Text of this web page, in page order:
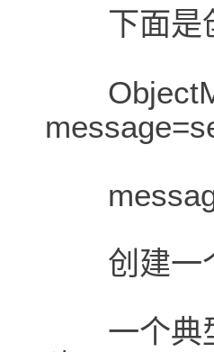
下面是创
创建一
一个典型